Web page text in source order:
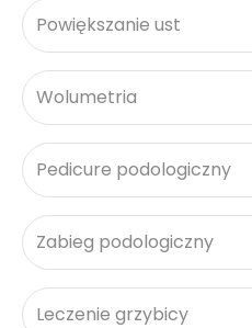
Powiększanie ust
Wolumetria
Pedicure podologiczny
Zabieg podologiczny
Leczenie grzybicy